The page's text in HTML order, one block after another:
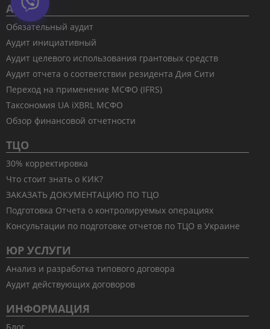
АУДИТ
Обязательный аудит
Аудит инициативный
Аудит целевого использования грантовых средств
Аудит отчета о соответствии резидента Дия Сити
Переход на применение МСФО (IFRS)
Таксономия UA iXBRL МСФО
Обзор финансовой отчетности
ТЦО
30% корректировка
Что стоит знать о КИК?
ЗАКАЗАТЬ ДОКУМЕНТАЦИЮ ПО ТЦО
Подготовка Отчета о контролируемых операциях
Консультации по подготовке отчетов по ТЦО в Украине
ЮР УСЛУГИ
Анализ и разработка типового договора
Аудит действующих договоров
ИНФОРМАЦИЯ
Блог